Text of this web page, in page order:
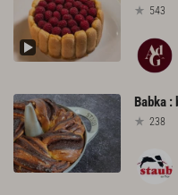
543
Babka :
238